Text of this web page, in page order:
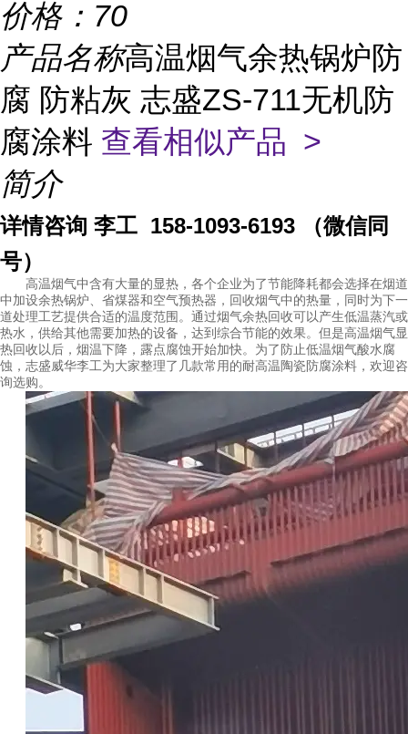
价格： 70
产品名称高温烟气余热锅炉防
腐 防粘灰 志盛ZS-711无机防
腐涂料 查看相似产品 >
简介
详情咨询 李工 158-1093-6193 （微信同
号）
高温烟气中含有大量的显热，各个企业为了节能降耗都会选择在烟道
中加设余热锅炉、省煤器和空气预热器，回收烟气中的热量，同时为下一
道处理工艺提供合适的温度范围。通过烟气余热回收可以产生低温蒸汽或
热水，供给其他需要加热的设备，达到综合节能的效果。但是高温烟气显
热回收以后，烟温下降，露点腐蚀开始加快。为了防止低温烟气酸水腐
蚀，志盛威华李工为大家整理了几款常用的耐高温陶瓷防腐涂料，欢迎咨
询选购。